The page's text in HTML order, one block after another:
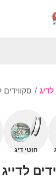
/ סקווידים
חוטי דיג
לדייג